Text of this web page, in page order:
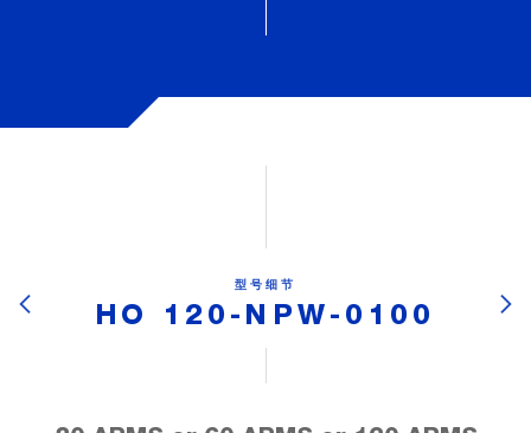
型号细节
HO 120-NPW-0100